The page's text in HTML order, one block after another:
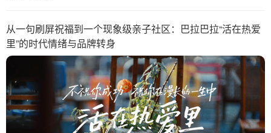
从一句刷屏祝福到一个现象级亲子社区：巴拉巴拉“活在热爱
里”的时代情绪与品牌转身